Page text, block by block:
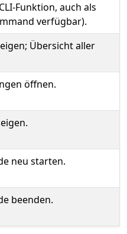
Funktion, auch als
verfügbar).
Übersicht aller
öffnen.
neu starten.
beenden.